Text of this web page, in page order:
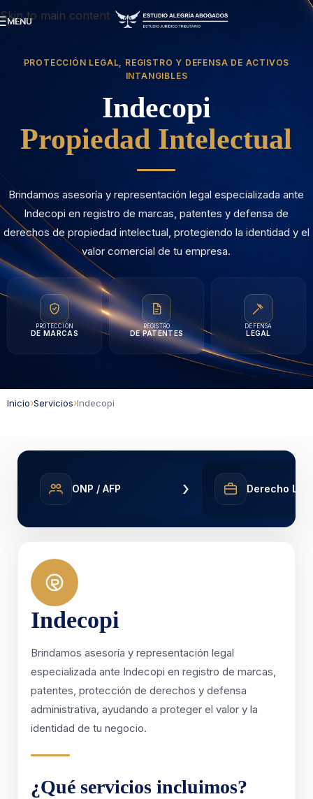
Skip to main content
MENU
PROTECCIÓN LEGAL, REGISTRO Y DEFENSA DE ACTIVOS
INTANGIBLES
Indecopi
Propiedad Intelectual
Brindamos asesoría y representación legal especializada ante
Indecopi en registro de marcas, patentes y defensa de
derechos de propiedad intelectual, protegiendo la identidad y el
valor comercial de tu empresa.
PROTECCIÓN
DE MARCAS
REGISTRO
DE PATENTES
DEFENSA
LEGAL
Inicio›Servicios›Indecopi
ONP / AFP › Derecho
Indecopi
Brindamos asesoría y representación legal
especializada ante Indecopi en registro de marcas,
patentes, protección de derechos y defensa
administrativa, ayudando a proteger el valor y la
identidad de tu negocio.
¿Qué servicios incluimos?